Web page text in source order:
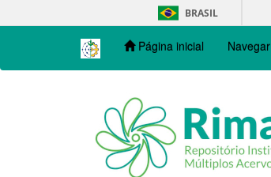
navigation
BRASIL
Página inicial Navegar